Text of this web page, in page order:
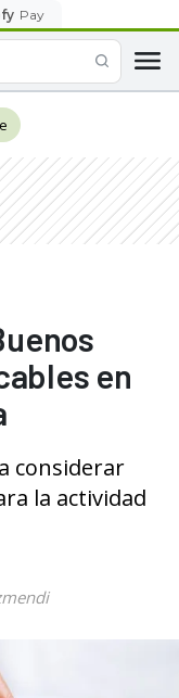
Pay
en
considerar
la actividad